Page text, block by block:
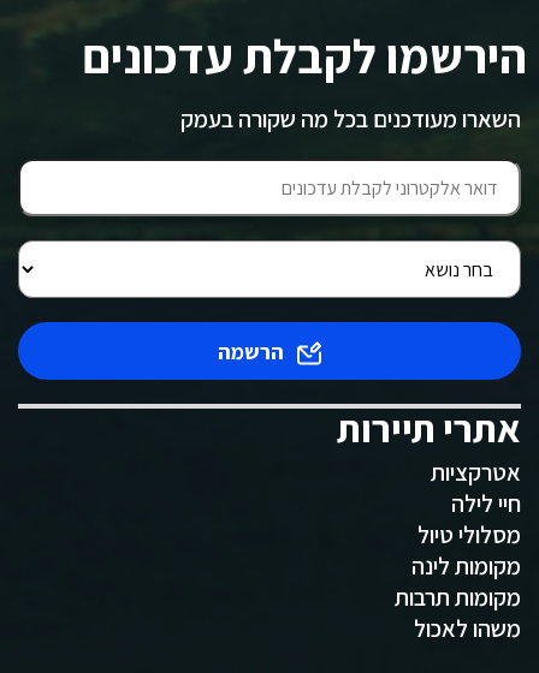
הירשמו לקבלת עדכונים
השארו מעודכנים בכל מה שקורה בעמק
הרשמה
אתרי תיירות
אטרקציות
חיי לילה
מסלולי טיול
מקומות לינה
מקומות תרבות
משהו לאכול